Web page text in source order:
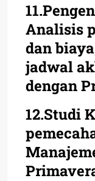
Analisis
dan
jadwal
dengan
12.Studi